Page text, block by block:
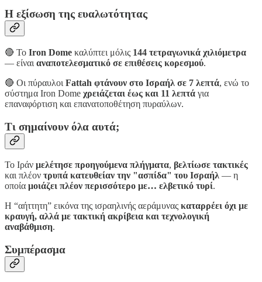
Η εξίσωση της ευαλωτότητας
🔴 Το Iron Dome καλύπτει μόλις 144 τετραγωνικά χιλιόμετρα
— είναι αναποτελεσματικό σε επιθέσεις κορεσμού.
🔴 Οι πύραυλοι Fattah φτάνουν στο Ισραήλ σε 7 λεπτά, ενώ το
σύστημα Iron Dome χρειάζεται έως και 11 λεπτά για
επαναφόρτιση και επανατοποθέτηση πυραύλων.
Τι σημαίνουν όλα αυτά;
Το Ιράν μελέτησε προηγούμενα πλήγματα, βελτίωσε τακτικές
και πλέον τρυπά κατευθείαν την "ασπίδα" του Ισραήλ — η
οποία μοιάζει πλέον περισσότερο με… ελβετικό τυρί.
Η “αήττητη” εικόνα της ισραηλινής αεράμυνας καταρρέει όχι με
κραυγή, αλλά με τακτική ακρίβεια και τεχνολογική
αναβάθμιση.
Συμπέρασμα